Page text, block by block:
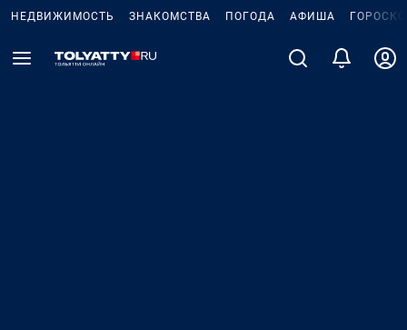
НЕДВИЖИМОСТЬ ЗНАКОМСТВА ПОГОДА АФИША